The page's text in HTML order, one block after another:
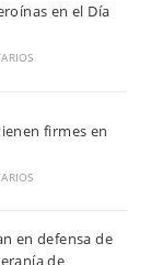
en el Día
firmes en
en defensa de